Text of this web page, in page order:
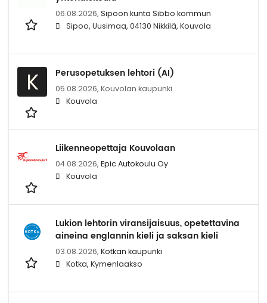
06.08.2026, Sipoon kunta Sibbo kommun
Sipoo, Uusimaa, 04130 Nikkilä, Kouvola
K Perusopetuksen lehtori (AI)
05.08.2026, Kouvolan kaupunki
Kouvola
Liikenneopettaja Kouvolaan
04.08.2026, Epic Autokoulu Oy
Kouvola
Lukion lehtorin viransijaisuus, opetettavina
aineina englannin kieli ja saksan kieli
03.08.2026, Kotkan kaupunki
Kotka, Kymenlaakso